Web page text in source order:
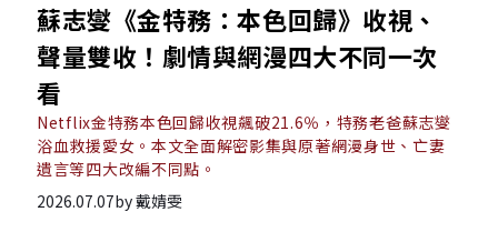
蘇志燮《金特務：本色回歸》收視、
聲量雙收！劇情與網漫四大不同一次
看
Netflix金特務本色回歸收視飆破21.6％，特務老爸蘇志燮
浴血救援愛女。本文全面解密影集與原著網漫身世、亡妻
遺言等四大改編不同點。
2026.07.07by戴婧雯